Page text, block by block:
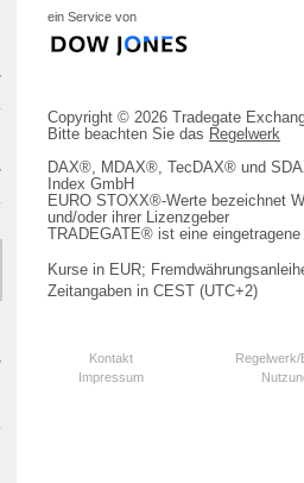
ein Service von
Copyright © 2026 Tradegate
Bitte beachten Sie das Regelwerk
DAX®, MDAX®, TecDAX® und
Index GmbH
EURO STOXX®-Werte bezeichnet
und/oder ihrer Lizenzgeber
TRADEGATE® ist eine
Kurse in EUR;
Zeitangaben in CEST (UTC+2)
Kontakt
Impressum